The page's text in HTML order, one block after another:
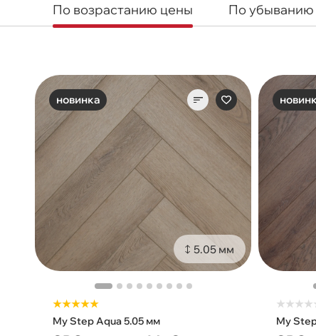
По возрастанию цены По
новинка
5.05 мм
★★★★★
My Step Aqua 5.05 мм
★★★★
My